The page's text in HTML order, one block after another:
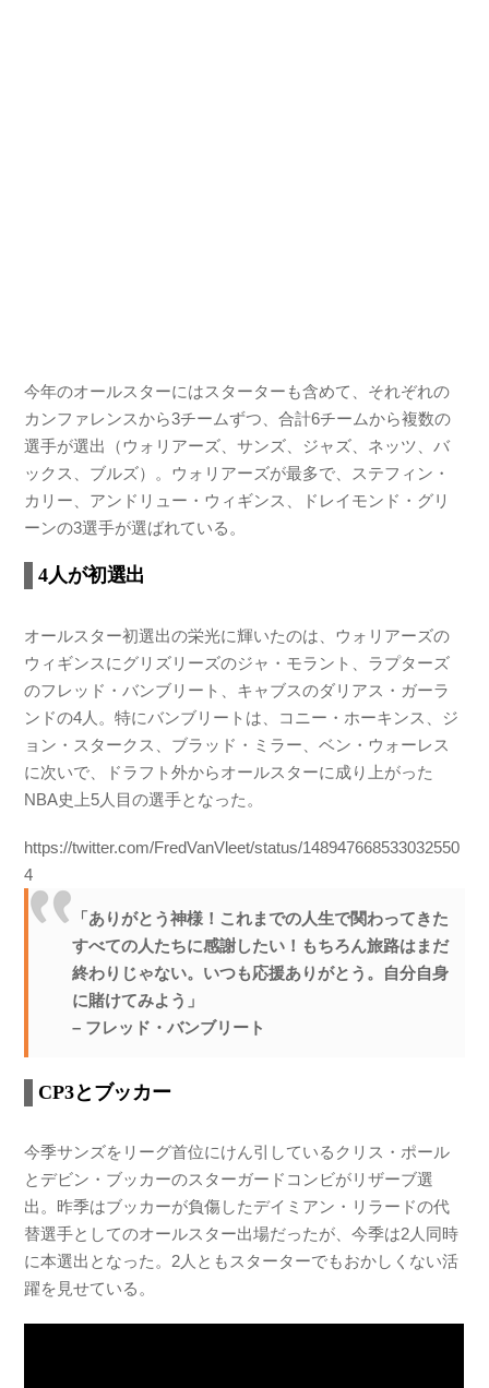
今年のオールスターにはスターターも含めて、それぞれの
カンファレンスから3チームずつ、合計6チームから複数の
選手が選出（ウォリアーズ、サンズ、ジャズ、ネッツ、バ
ックス、ブルズ）。ウォリアーズが最多で、ステフィン・
カリー、アンドリュー・ウィギンス、ドレイモンド・グリ
ーンの3選手が選ばれている。
4人が初選出
オールスター初選出の栄光に輝いたのは、ウォリアーズの
ウィギンスにグリズリーズのジャ・モラント、ラプターズ
のフレッド・バンブリート、キャブスのダリアス・ガーラ
ンドの4人。特にバンブリートは、コニー・ホーキンス、ジ
ョン・スタークス、ブラッド・ミラー、ベン・ウォーレス
に次いで、ドラフト外からオールスターに成り上がった
NBA史上5人目の選手となった。
https://twitter.com/FredVanVleet/status/148947668533032550
4
「ありがとう神様！これまでの人生で関わってきた
すべての人たちに感謝したい！もちろん旅路はまだ
終わりじゃない。いつも応援ありがとう。自分自身
に賭けてみよう」
– フレッド・バンブリート
CP3とブッカー
今季サンズをリーグ首位にけん引しているクリス・ポール
とデビン・ブッカーのスターガードコンビがリザーブ選
出。昨季はブッカーが負傷したデイミアン・リラードの代
替選手としてのオールスター出場だったが、今季は2人同時
に本選出となった。2人ともスターターでもおかしくない活
躍を見せている。